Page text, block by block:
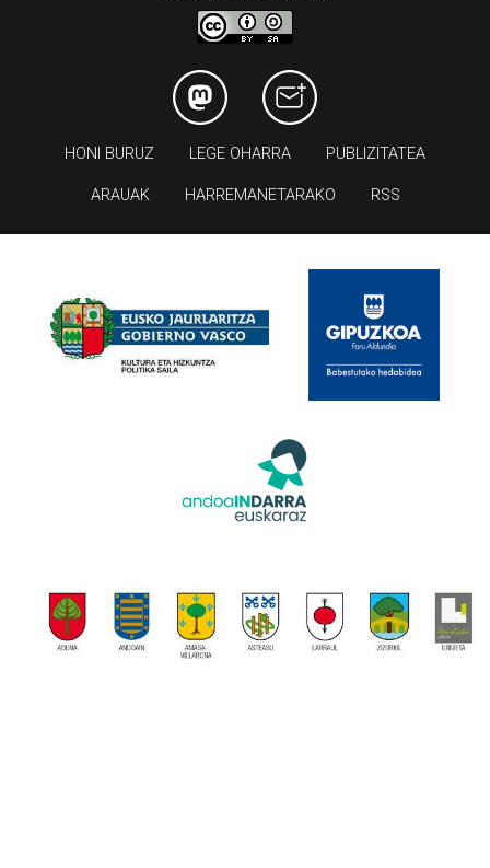
HONI BURUZ LEGE OHARRA PUBLIZITATEA
ARAUAK HARREMANETARAKO RSS